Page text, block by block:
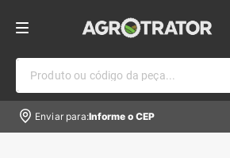
Produto ou código da peça...
Enviar para:Informe o CEP